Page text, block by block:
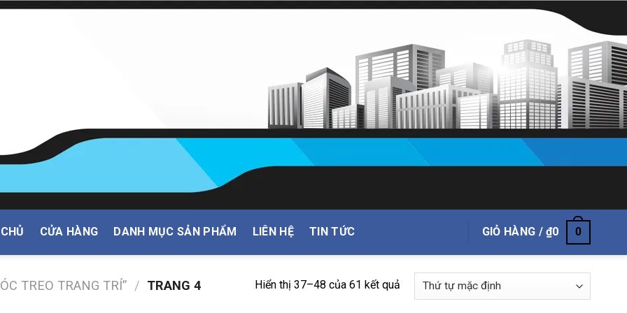
CỬA HÀNG DANH MỤC SẢN PHẨM LIÊN HỆ TIN TỨC GIỎ HÀNG /₫0 0
TREO TRANG TRÍ” / TRANG 4 Hiển thị 37–48 của 61 kết quả